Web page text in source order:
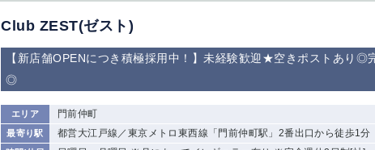
Club ZEST(ゼスト)
【新店舗OPENにつき積極採用中！】未経験歓迎★空きポストあり◎
◎
エリア 門前仲町
最寄り駅 都営大江戸線／東京メトロ東西線「門前仲町駅」2番出口から徒歩1分